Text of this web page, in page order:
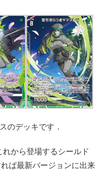
のデッキです．
から登場するシールド
ば最新バージョンに出来